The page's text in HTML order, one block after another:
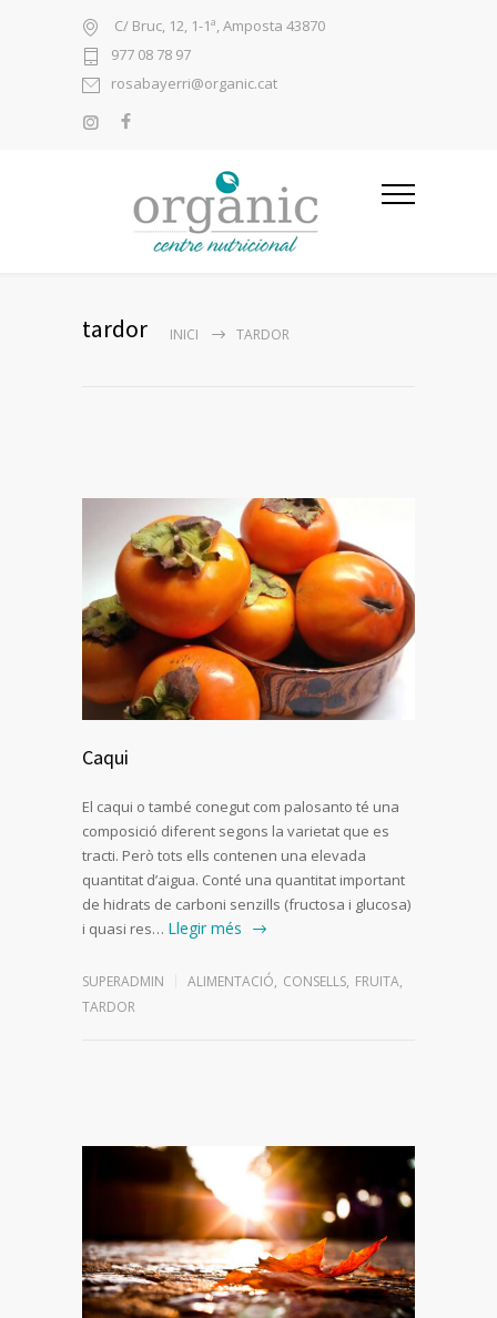
C/ Bruc, 12, 1-1ª, Amposta 43870
977 08 78 97
rosabayerri@organic.cat
tardor INICI TARDOR
Caqui
El caqui o també conegut com palosanto té una
composició diferent segons la varietat que es
tracti. Però tots ells contenen una elevada
quantitat d’aigua. Conté una quantitat important
de hidrats de carboni senzills (fructosa i glucosa)
i quasi res… Llegir més
SUPERADMIN ALIMENTACIÓ, CONSELLS, FRUITA,
TARDOR